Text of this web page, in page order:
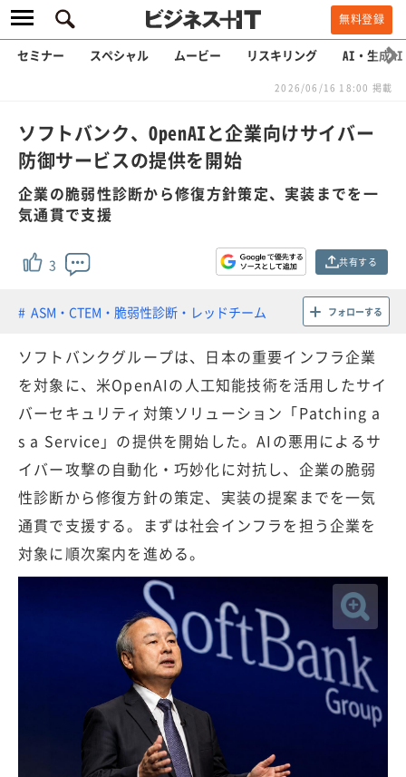
無料登録
セミナー スペシャル ムービー リスキリング AI・生成AI
2026/06/16 18:00 掲載
ソフトバンク、OpenAIと企業向けサイバー
防御サービスの提供を開始
企業の脆弱性診断から修復方針策定、実装までを一
気通貫で支援
3 共有する
ASM・CTEM・脆弱性診断・レッドチーム フォローする
ソフトバンクグループは、日本の重要インフラ企業
を対象に、米OpenAIの人工知能技術を活用したサイ
バーセキュリティ対策ソリューション「Patching a
s a Service」の提供を開始した。AIの悪用によるサ
イバー攻撃の自動化・巧妙化に対抗し、企業の脆弱
性診断から修復方針の策定、実装の提案までを一気
通貫で支援する。まずは社会インフラを担う企業を
対象に順次案内を進める。